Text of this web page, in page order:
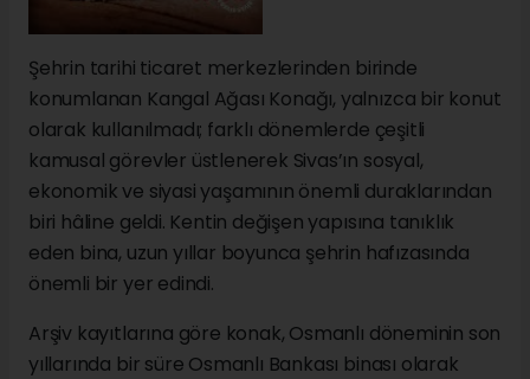
Şehrin tarihi ticaret merkezlerinden birinde
konumlanan Kangal Ağası Konağı, yalnızca bir konut
olarak kullanılmadı; farklı dönemlerde çeşitli
kamusal görevler üstlenerek Sivas’ın sosyal,
ekonomik ve siyasi yaşamının önemli duraklarından
biri hâline geldi. Kentin değişen yapısına tanıklık
eden bina, uzun yıllar boyunca şehrin hafızasında
önemli bir yer edindi.
Arşiv kayıtlarına göre konak, Osmanlı döneminin son
yıllarında bir süre Osmanlı Bankası binası olarak